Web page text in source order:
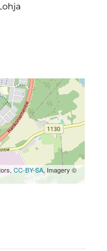
CC-BY-SA, Imagery ©